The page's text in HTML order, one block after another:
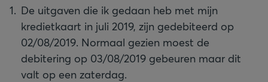
De uitgaven die ik gedaan heb met mijn
kredietkaart in juli 2019, zijn gedebiteerd op
02/08/2019. Normaal gezien moest de
debitering op 03/08/2019 gebeuren maar dit
valt op een zaterdag.